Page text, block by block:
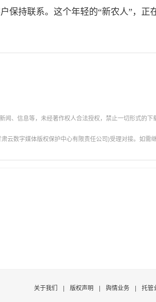
保持联系。这个年轻的“新农人”，正
、信息等，未经著作权人合法授权，禁止一切形式的下
云数字媒体版权保护中心有限责任公司)受理对接。如
关于我们 版权声明 舆情业务 托管